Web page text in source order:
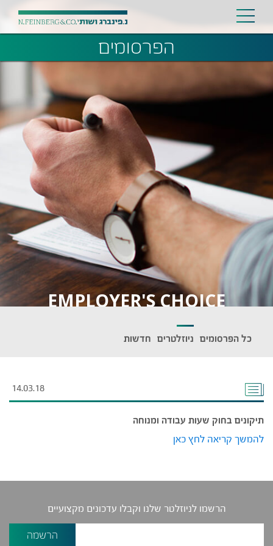
הפרסומים
EMPLOYER'S CHOICE
כל הפרסומים ניוזלטרים חדשות
14.03.18
תיקונים בחוק שעות עבודה ומנוחה
להמשך קריאה לחץ כאן
הרשמו לניוזלטר שלנו וקבלו עדכונים מקצועיים